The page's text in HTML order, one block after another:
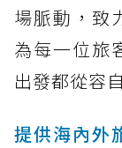
場脈動，致
為每一位旅
出發都從容
提供海內外